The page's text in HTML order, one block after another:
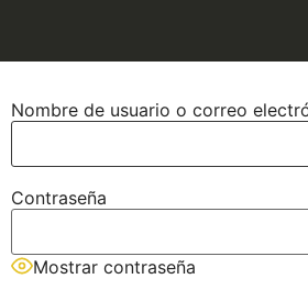
Nombre de usuario o correo
Contraseña
Mostrar contraseña